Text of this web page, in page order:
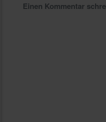
Einen Kommentar